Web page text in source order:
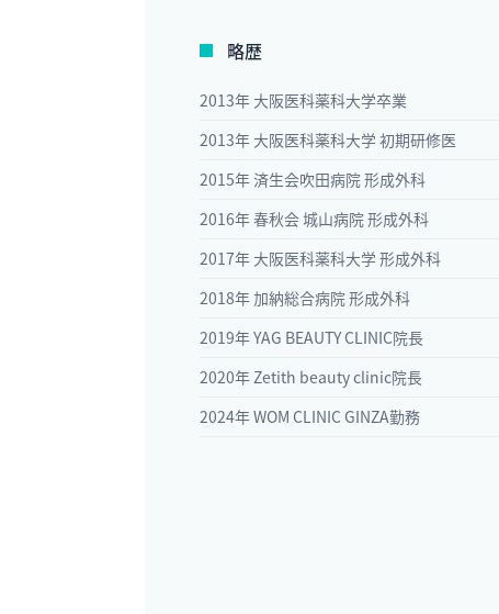
略歴
2013年 大阪医科薬科大学卒業
2013年 大阪医科薬科大学 初期研修医
2015年 済生会吹田病院 形成外科
2016年 春秋会 城山病院 形成外科
2017年 大阪医科薬科大学 形成外科
2018年 加納総合病院 形成外科
2019年 YAG BEAUTY CLINIC院長
2020年 Zetith beauty clinic院長
2024年 WOM CLINIC GINZA勤務